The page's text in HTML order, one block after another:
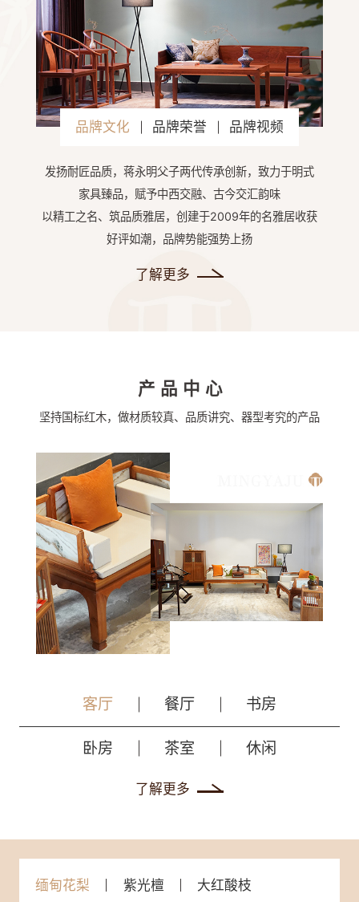
品牌文化 品牌荣誉 品牌视频
发扬耐匠品质，蒋永明父子两代传承创新，致力于明式
家具臻品，赋予中西交融、古今交汇韵味
以精工之名、筑品质雅居，创建于2009年的名雅居收获
好评如潮，品牌势能强势上扬
了解更多
产品中心
坚持国标红木，做材质较真、品质讲究、器型考究的产品
客厅 餐厅 书房
卧房 茶室 休闲
了解更多
缅甸花梨 紫光檀 大红酸枝